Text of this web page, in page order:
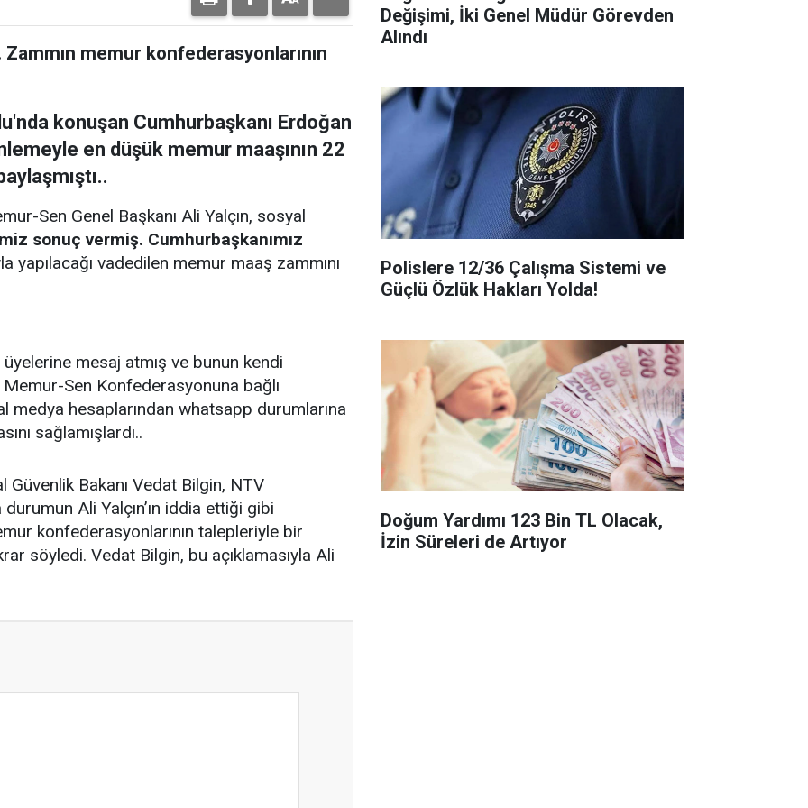
Zammın memur konfederasyonlarının
konuşan Cumhurbaşkanı Erdoğan
en düşük memur maaşının 22
Sen Genel Başkanı Ali Yalçın, sosyal
sonuç vermiş. Cumhurbaşkanımız
yapılacağı vadedilen memur maaş zammını
mesaj atmış ve bunun kendi
Memur-Sen Konfederasyonuna bağlı
medya hesaplarından whatsapp durumlarına
sağlamışlardı..
Güvenlik Bakanı Vedat Bilgin, NTV
Ali Yalçın’ın iddia ettiği gibi
konfederasyonlarının talepleriyle bir
söyledi. Vedat Bilgin, bu açıklamasıyla Ali
Değişimi, İki Genel Müdür Görevden
Alındı
Polislere 12/36 Çalışma Sistemi ve
Güçlü Özlük Hakları Yolda!
Doğum Yardımı 123 Bin TL Olacak,
İzin Süreleri de Artıyor